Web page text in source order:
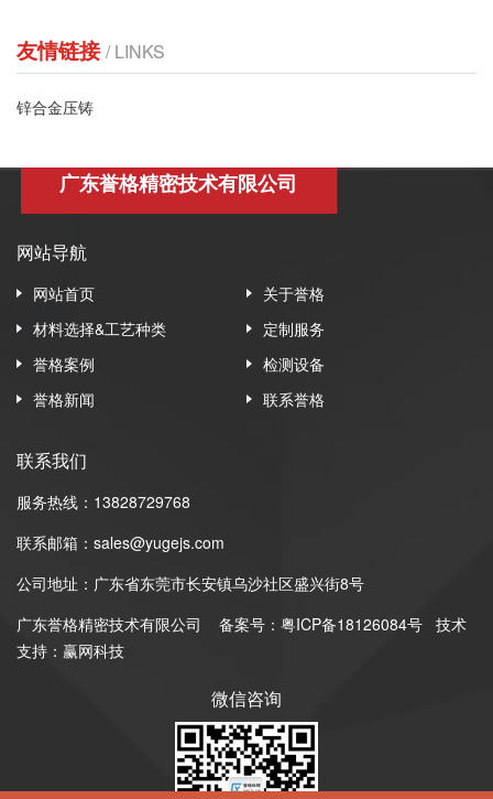
友情链接/ LINKS
锌合金压铸
广东誉格精密技术有限公司
网站导航
网站首页
关于誉格
材料选择&工艺种类
定制服务
誉格案例
检测设备
誉格新闻
联系誉格
联系我们
服务热线：13828729768
联系邮箱：sales@yugejs.com
公司地址：广东省东莞市长安镇乌沙社区盛兴街8号
广东誉格精密技术有限公司 备案号： 粤ICP备18126084号 技术
支持：赢网科技
微信咨询